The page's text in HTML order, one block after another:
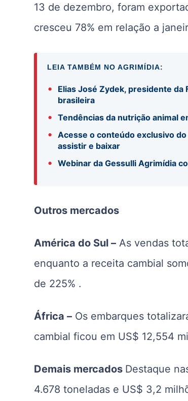
13 de dezembro, foram
cresceu 78% em relação a
LEIA TAMBÉM NO AGRIMÍDIA:
•
Elias José Zydek, presidente
brasileira
• Tendências da nutrição animal
•
Acesse o conteúdo exclusivo
assistir e baixar
• Webinar da Gessulli Agrimídia
Outros mercados
América do Sul – As vendas
enquanto a receita cambial
de 225% .
África – Os embarques
cambial ficou em US$ 12,554
Demais mercados Destaque
4.678 toneladas e US$ 3,2